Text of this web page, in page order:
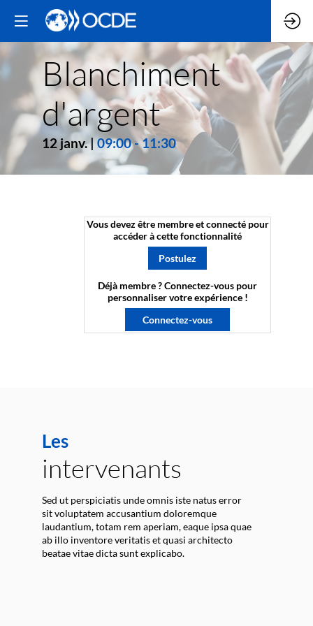
Blanchiment
d'argent
12 janv.|09:00-11:30
Vous devez être membre et connecté pour
accéder à cette fonctionnalité
Postulez
Déjà membre ? Connectez-vous pour
personnaliser votre expérience !​
Connectez-vous
Les
intervenants
Sed ut perspiciatis unde omnis iste natus error
sit voluptatem accusantium doloremque
laudantium, totam rem aperiam, eaque ipsa quae
ab illo inventore veritatis et quasi architecto
beatae vitae dicta sunt explicabo.